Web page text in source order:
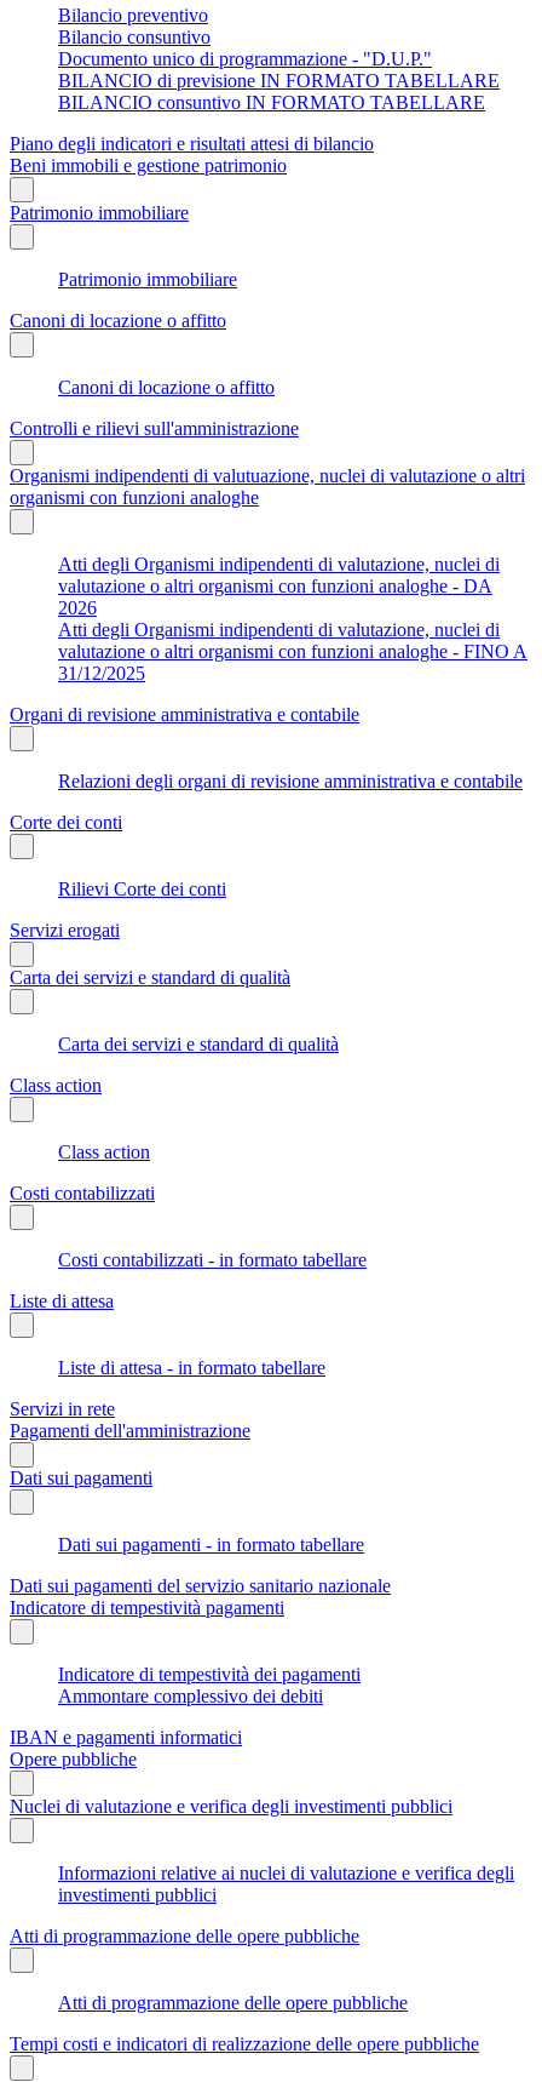
Bilancio preventivo
Bilancio consuntivo
Documento unico di programmazione - "D.U.P."
BILANCIO di previsione IN FORMATO TABELLARE
BILANCIO consuntivo IN FORMATO TABELLARE
Piano degli indicatori e risultati attesi di bilancio
Beni immobili e gestione patrimonio
Patrimonio immobiliare
Patrimonio immobiliare
Canoni di locazione o affitto
Canoni di locazione o affitto
Controlli e rilievi sull'amministrazione
Organismi indipendenti di valutuazione, nuclei di valutazione o altri
organismi con funzioni analoghe
Atti degli Organismi indipendenti di valutazione, nuclei di
valutazione o altri organismi con funzioni analoghe - DA
2026
Atti degli Organismi indipendenti di valutazione, nuclei di
valutazione o altri organismi con funzioni analoghe - FINO A
31/12/2025
Organi di revisione amministrativa e contabile
Relazioni degli organi di revisione amministrativa e contabile
Corte dei conti
Rilievi Corte dei conti
Servizi erogati
Carta dei servizi e standard di qualità
Carta dei servizi e standard di qualità
Class action
Class action
Costi contabilizzati
Costi contabilizzati - in formato tabellare
Liste di attesa
Liste di attesa - in formato tabellare
Servizi in rete
Pagamenti dell'amministrazione
Dati sui pagamenti
Dati sui pagamenti - in formato tabellare
Dati sui pagamenti del servizio sanitario nazionale
Indicatore di tempestività pagamenti
Indicatore di tempestività dei pagamenti
Ammontare complessivo dei debiti
IBAN e pagamenti informatici
Opere pubbliche
Nuclei di valutazione e verifica degli investimenti pubblici
Informazioni relative ai nuclei di valutazione e verifica degli
investimenti pubblici
Atti di programmazione delle opere pubbliche
Atti di programmazione delle opere pubbliche
Tempi costi e indicatori di realizzazione delle opere pubbliche